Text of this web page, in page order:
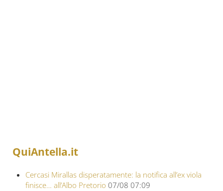
QuiAntella.it
Cercasi Mirallas disperatamente: la notifica all’ex viola
finisce… all’Albo Pretorio 07/08 07:09